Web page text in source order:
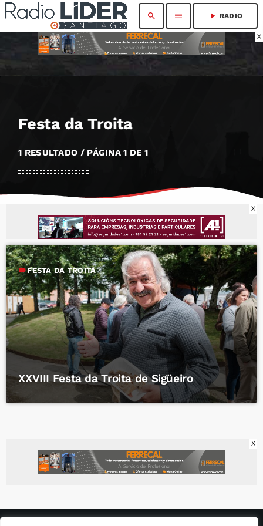
X
search menu play_arrow RADIO
Festa da Troita
1 RESULTADO / PÁGINA 1 DE 1
X
labelFESTA DA TROITA
XXVIII Festa da Troita de Sigüeiro
X